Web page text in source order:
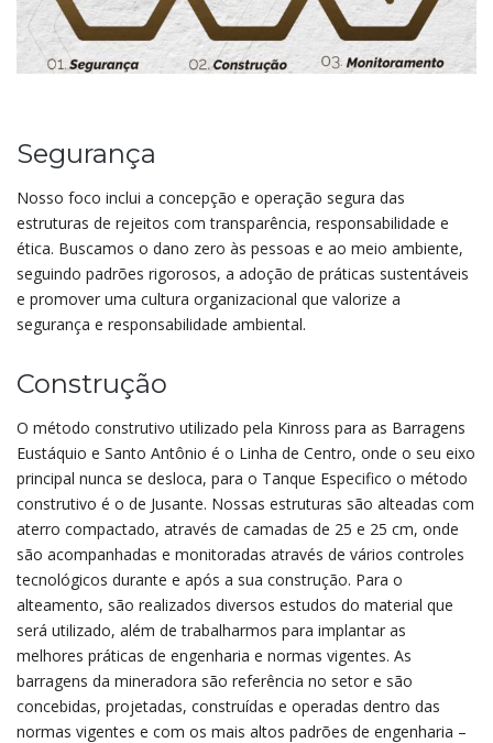
Segurança
Nosso foco inclui a concepção e operação segura das
estruturas de rejeitos com transparência, responsabilidade e
ética. Buscamos o dano zero às pessoas e ao meio ambiente,
seguindo padrões rigorosos, a adoção de práticas sustentáveis
e promover uma cultura organizacional que valorize a
segurança e responsabilidade ambiental.
Construção
O método construtivo utilizado pela Kinross para as Barragens
Eustáquio e Santo Antônio é o Linha de Centro, onde o seu eixo
principal nunca se desloca, para o Tanque Especifico o método
construtivo é o de Jusante. Nossas estruturas são alteadas com
aterro compactado, através de camadas de 25 e 25 cm, onde
são acompanhadas e monitoradas através de vários controles
tecnológicos durante e após a sua construção. Para o
alteamento, são realizados diversos estudos do material que
será utilizado, além de trabalharmos para implantar as
melhores práticas de engenharia e normas vigentes. As
barragens da mineradora são referência no setor e são
concebidas, projetadas, construídas e operadas dentro das
normas vigentes e com os mais altos padrões de engenharia –